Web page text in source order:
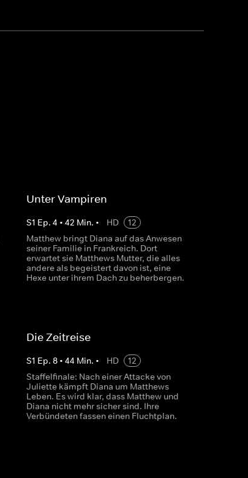
Unter Vampiren
S1 Ep. 4 • 42 Min. • HD
12
Matthew bringt Diana auf das Anwesen
seiner Familie in Frankreich. Dort
erwartet sie Matthews Mutter, die alles
andere als begeistert davon ist, eine
Hexe unter ihrem Dach zu beherbergen.
Die Zeitreise
S1 Ep. 8• 44 Min. • HD
12
Staffelfinale: Nach einer Attacke von
Juliette kämpft Diana um Matthews
Leben. Es wird klar, dass Matthew und
Diana nicht mehr sicher sind. Ihre
Verbündeten fassen einen Fluchtplan.